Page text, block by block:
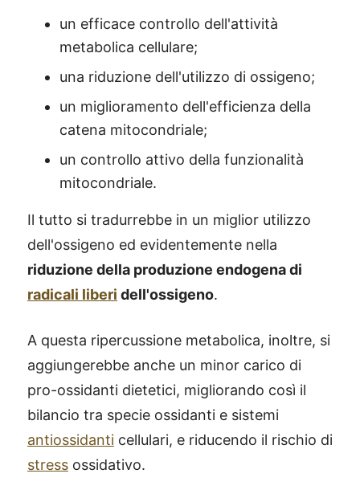
un efficace controllo dell'attività
metabolica cellulare;
una riduzione dell'utilizzo di ossigeno;
un miglioramento dell'efficienza della
catena mitocondriale;
un controllo attivo della funzionalità
mitocondriale.
Il tutto si tradurrebbe in un miglior utilizzo
dell'ossigeno ed evidentemente nella
riduzione della produzione endogena di
radicali liberi dell'ossigeno.
A questa ripercussione metabolica, inoltre, si
aggiungerebbe anche un minor carico di
pro-ossidanti dietetici, migliorando così il
bilancio tra specie ossidanti e sistemi
antiossidanti cellulari, e riducendo il rischio di
stress ossidativo.